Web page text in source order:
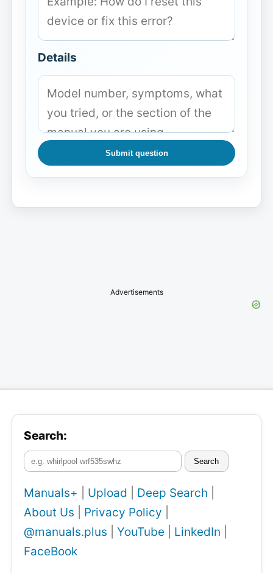
Details
Submit question
Advertisements
Search:
Search
Manuals+ Upload Deep Search
About Us
Privacy Policy
@manuals.plus
YouTube LinkedIn
FaceBook